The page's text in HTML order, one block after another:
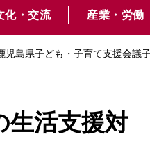
化・交流 産業・労働
児島県子ども・子育て支援会議
生活支援対